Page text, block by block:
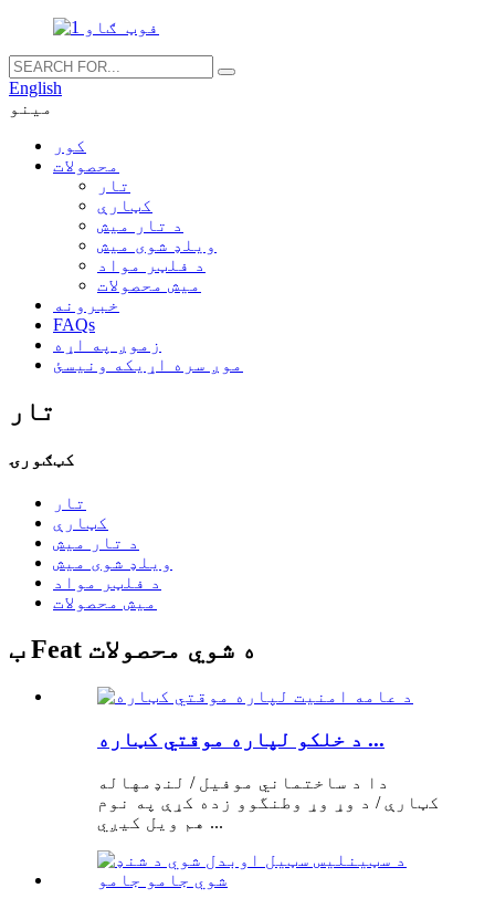
English
مینو
کور
محصولات
تار
کټارې
د تار میش
ویلډ شوی میش
د فلټر مواد
میش محصولات
خبرونه
FAQs
زموږ په اړه
موږ سره اړیکه ونیسئ
تار
کټګورۍ
تار
کټارې
د تار میش
ویلډ شوی میش
د فلټر مواد
میش محصولات
ب Feat ه شوي محصولات
د خلکو لپاره موقتي کټاره ...
دا د ساختماني موفیل / لنډمهاله
کټارې / د وړ وړ وطنگوو زده کړې په نوم
هم ویل کیږي ...